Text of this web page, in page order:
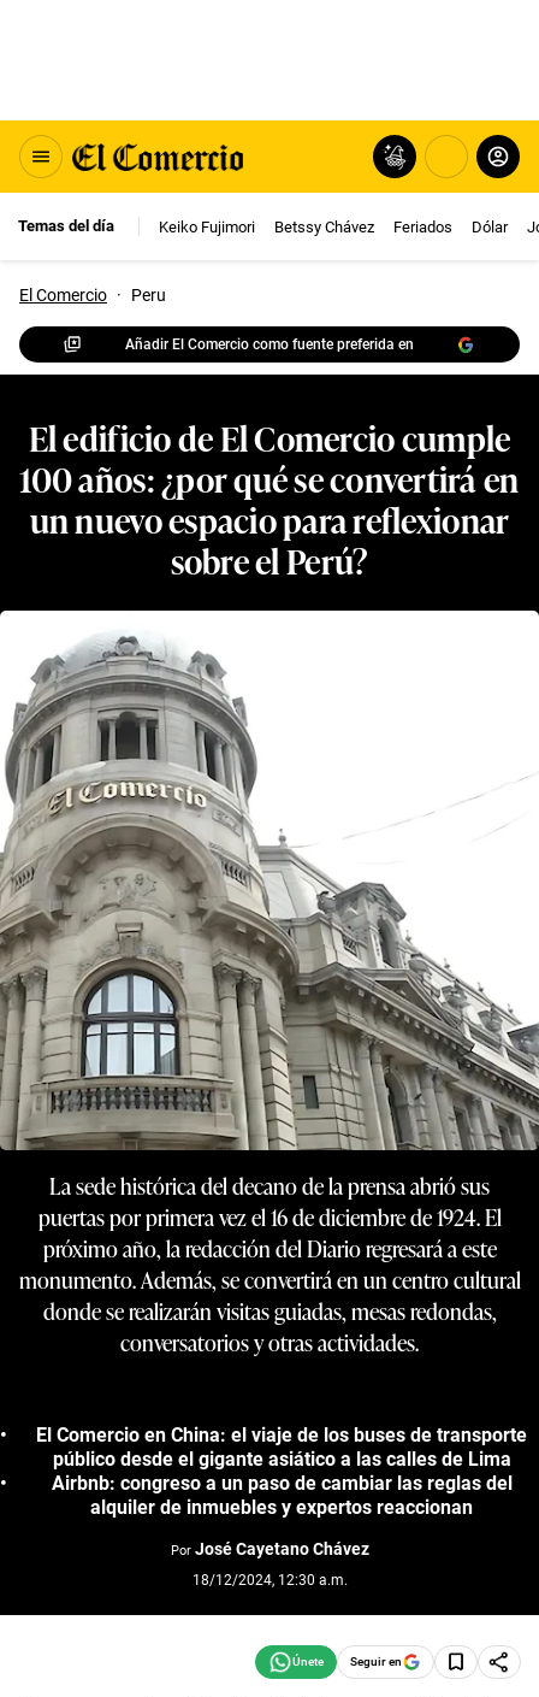
Temas del día Keiko Fujimori Betssy Chávez Feriados Dólar
El Comercio · Peru
Añadir El Comercio como fuente preferida en
El edificio de El Comercio cumple
100 años: ¿por qué se convertirá en
un nuevo espacio para reflexionar
sobre el Perú?
La sede histórica del decano de la prensa abrió sus
puertas por primera vez el 16 de diciembre de 1924. El
próximo año, la redacción del Diario regresará a este
monumento. Además, se convertirá en un centro cultural
donde se realizarán visitas guiadas, mesas redondas,
conversatorios y otras actividades.
El Comercio en China: el viaje de los buses de transporte
público desde el gigante asiático a las calles de Lima
Airbnb: congreso a un paso de cambiar las reglas del
alquiler de inmuebles y expertos reaccionan
Por José Cayetano Chávez
18/12/2024, 12:30 a.m.
Seguir en